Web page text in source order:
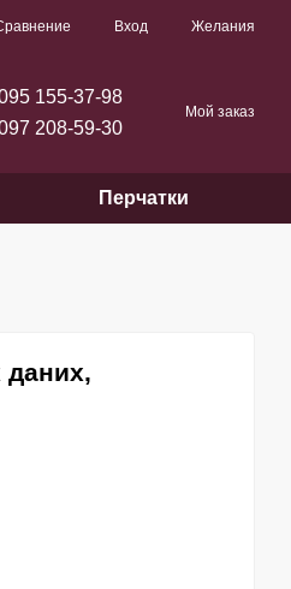
Вход Желания
155-37-98
208-59-30
Мой заказ
Перчатки
даних,